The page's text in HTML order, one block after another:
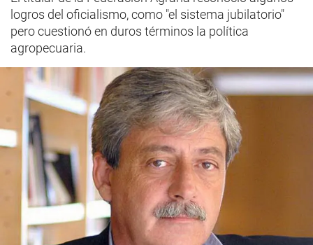
logros del oficialismo, como "el sistema jubilatorio"
pero cuestionó en duros términos la política
agropecuaria.